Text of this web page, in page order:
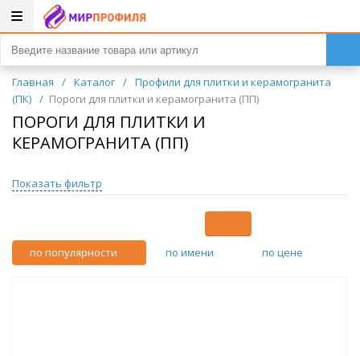
Главная / Каталог / Профили для плитки и керамогранита
(ПК) / Пороги для плитки и керамогранита (ПП)
ПОРОГИ ДЛЯ ПЛИТКИ И
КЕРАМОГРАНИТА (ПП)
Показать фильтр
по популярности по имени по цене